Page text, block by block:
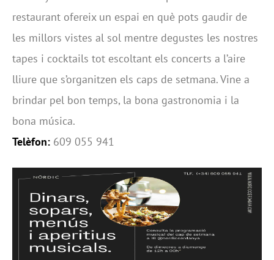
restaurant ofereix un espai en què pots gaudir de
les millors vistes al sol mentre degustes les nostres
tapes i cocktails tot escoltant els concerts a l’aire
lliure que s’organitzen els caps de setmana. Vine a
brindar pel bon temps, la bona gastronomia i la
bona música.
Telèfon: 609 055 941